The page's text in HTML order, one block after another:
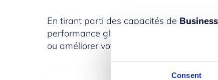
Consent
En tirant parti des capacités de
performance globale de votre
ou améliorer votre gestion financière,